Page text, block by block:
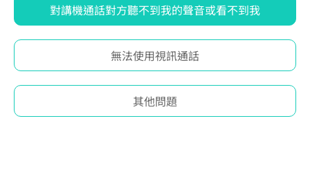
對講機通話對方聽不到我的聲音或看不到我
無法使用視訊通話
其他問題